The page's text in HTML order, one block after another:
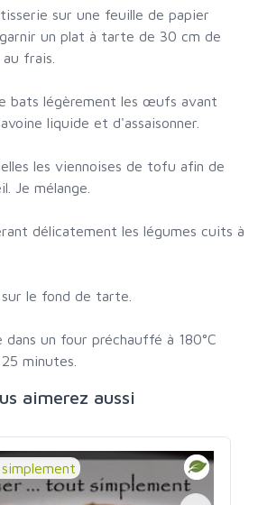
sur une feuille de papier
un plat à tarte de 30 cm de
frais.
bats légèrement les œufs avant
liquide et d'assaisonner.
les viennoises de tofu afin de
Je mélange.
délicatement les légumes cuits à
le fond de tarte.
un four préchauffé à 180°C
minutes.
aimerez aussi